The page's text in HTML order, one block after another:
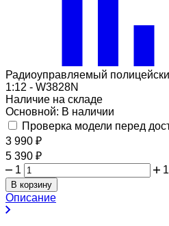
Радиоуправляемый
1:12 - W3828N
Наличие на складе
Основной: В наличии
Проверка модели перед
3 990 ₽
5 390 ₽
1
1
В корзину
Описание